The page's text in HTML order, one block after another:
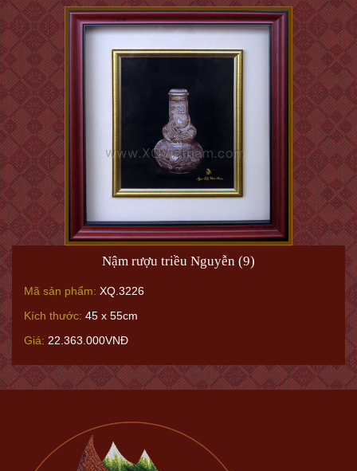
Nậm rượu triều Nguyễn (9)
Mã sản phẩm: XQ.3226
Kích thước: 45 x 55cm
Giá: 22.363.000VNĐ